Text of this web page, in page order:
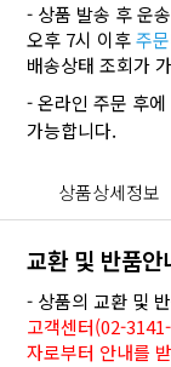
- 상품 발송 후 운
오후 7시 이후주
배송상태 조회가
- 온라인 주문 후에
가능합니다.
상품상세정보
교환 및 반품안
- 상품의 교환 및
고객센터(02-
자로부터 안내를